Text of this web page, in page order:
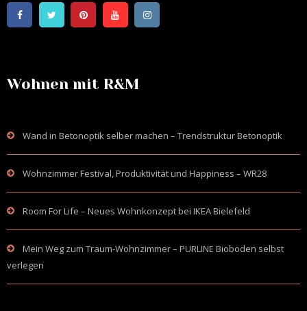
Wohnen mit R&M
Wand in Betonoptik selber machen – Trendstruktur Betonoptik
Wohnzimmer Festival, Produktivität und Happiness – WR28
Room For Life – Neues Wohnkonzept bei IKEA Bielefeld
Mein Weg zum Traum-Wohnzimmer – PURLINE Bioboden selbst
verlegen